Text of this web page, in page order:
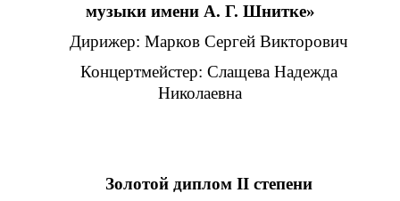
музыки имени А. Г. Шнитке»
Дирижер: Марков Сергей Викторович
Концертмейстер: Слащева Надежда
Николаевна
Золотой диплом II степени